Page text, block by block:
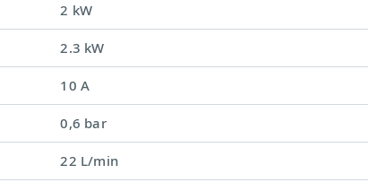
2 kW
2.3 kW
10 A
0,6 bar
22 L/min